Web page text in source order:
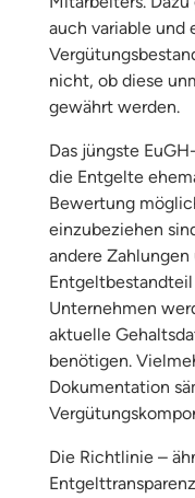
auch variable und
nicht, ob diese
gewährt werden.
Das jüngste
die Entgelte
Bewertung
einzubeziehen
andere Zahlungen
Unternehmen
aktuelle
benötigen.
Dokumentation
Die Richtlinie –